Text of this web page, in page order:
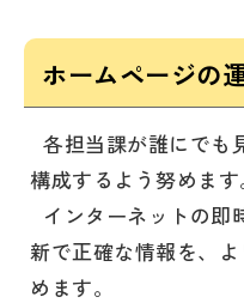
ホームページの
各担当課が誰にでも
構成するよう努めます
インターネットの即
新で正確な情報を、
めます。